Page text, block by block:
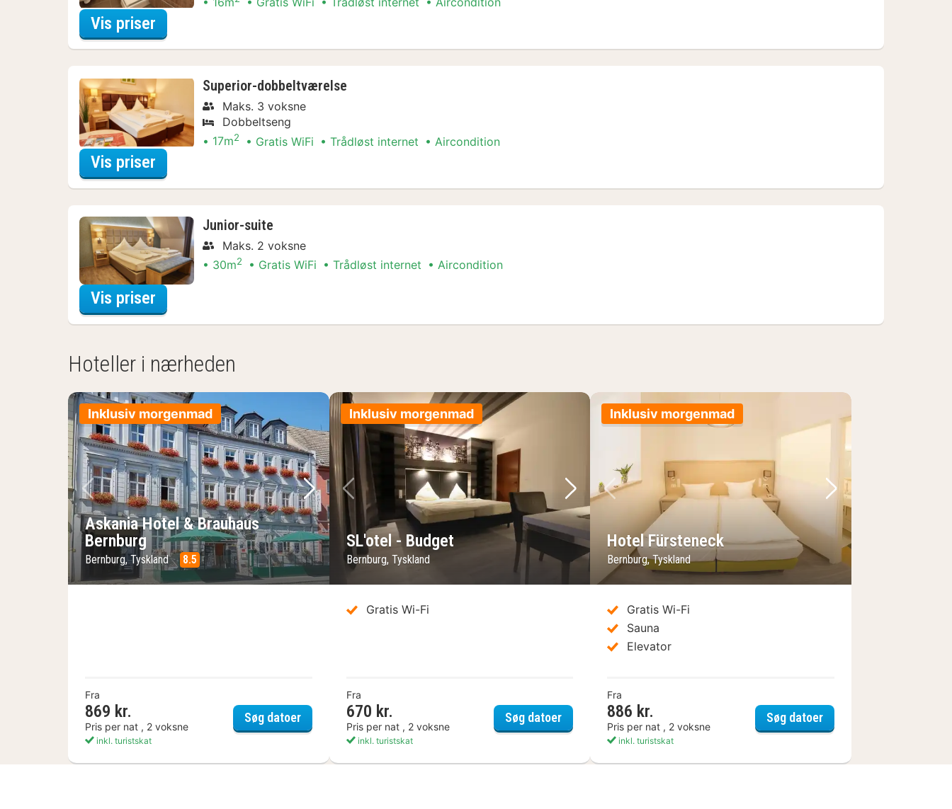
Vis priser
Superior-dobbeltværelse
Maks. 3 voksne
Dobbeltseng
17m2 Gratis WiFi Trådløst internet Aircondition
Vis priser
Junior-suite
Maks. 2 voksne
30m2 Gratis WiFi Trådløst internet Aircondition
Vis priser
Hoteller i nærheden
Inklusiv morgenmad
Forrige billede
Næste billede
Askania Hotel & Brauhaus
Bernburg
Bernburg, Tyskland 8.5
Fra
869 kr.
Pris per nat , 2 voksne
inkl. turistskat
Søg datoerAskania Hotel & Brauhaus Bernburg
Inklusiv morgenmad
Forrige billede
Næste billede
SL'otel - Budget
Bernburg, Tyskland
Gratis Wi-Fi
Fra
670 kr.
Pris per nat , 2 voksne
inkl. turistskat
Søg datoerSL'otel - Budget
Inklusiv morgenmad
Forrige billede
Næste billede
Hotel Fürsteneck
Bernburg, Tyskland
Gratis Wi-Fi
Sauna
Elevator
Fra
886 kr.
Pris per nat , 2 voksne
inkl. turistskat
Søg datoerHotel Fürsteneck